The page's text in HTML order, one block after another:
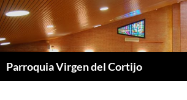
Saltar
al
contenido
Parroquia Virgen del Cortijo